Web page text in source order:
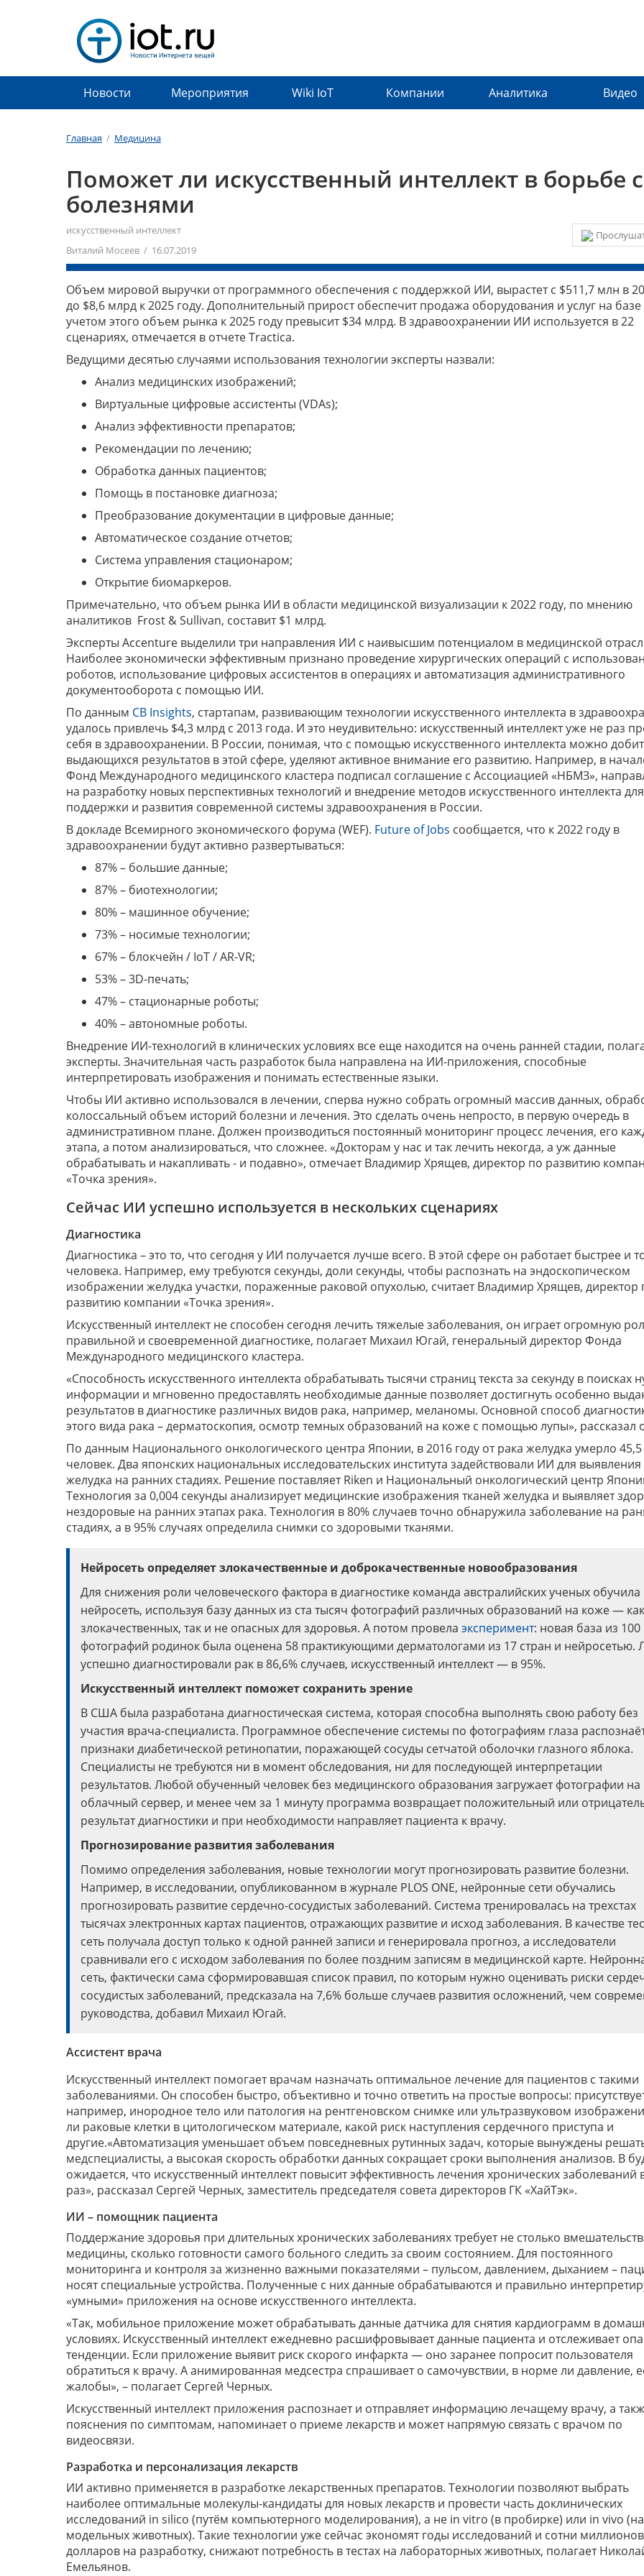
Новости Мероприятия Wiki IoT Компании Аналитика Видео
Главная / Медицина
Поможет ли искусственный интеллект в борьбе с
болезнями
искусственный интеллект
Виталий Мосеев / 16.07.2019
Объем мировой выручки от программного обеспечения с поддержкой ИИ, вырастет с $511,7 млн в
до $8,6 млрд к 2025 году. Дополнительный прирост обеспечит продажа оборудования и услуг на
учетом этого объем рынка к 2025 году превысит $34 млрд. В здравоохранении ИИ используется в 22
сценариях, отмечается в отчете Tractica.
Ведущими десятью случаями использования технологии эксперты назвали:
Анализ медицинских изображений;
Виртуальные цифровые ассистенты (VDAs);
Анализ эффективности препаратов;
Рекомендации по лечению;
Обработка данных пациентов;
Помощь в постановке диагноза;
Преобразование документации в цифровые данные;
Автоматическое создание отчетов;
Система управления стационаром;
Открытие биомаркеров.
Примечательно, что объем рынка ИИ в области медицинской визуализации к 2022 году, по мнению
аналитиков Frost & Sullivan, составит $1 млрд.
Эксперты Accenture выделили три направления ИИ с наивысшим потенциалом в медицинской
Наиболее экономически эффективным признано проведение хирургических операций с
роботов, использование цифровых ассистентов в операциях и автоматизация административного
документооборота с помощью ИИ.
По данным CB Insights, стартапам, развивающим технологии искусственного интеллекта в
удалось привлечь $4,3 млрд с 2013 года. И это неудивительно: искусственный интеллект уже не раз
себя в здравоохранении. В России, понимая, что с помощью искусственного интеллекта можно
выдающихся результатов в этой сфере, уделяют активное внимание его развитию. Например, в
Фонд Международного медицинского кластера подписал соглашение с Ассоциацией «НБМЗ»,
на разработку новых перспективных технологий и внедрение методов искусственного интеллекта для
поддержки и развития современной системы здравоохранения в России.
В докладе Всемирного экономического форума (WEF). Future of Jobs сообщается, что к 2022 году в
здравоохранении будут активно развертываться:
87% – большие данные;
87% – биотехнологии;
80% – машинное обучение;
73% – носимые технологии;
67% – блокчейн / IoT / AR-VR;
53% – 3D-печать;
47% – стационарные роботы;
40% – автономные роботы.
Внедрение ИИ-технологий в клинических условиях все еще находится на очень ранней стадии,
эксперты. Значительная часть разработок была направлена на ИИ-приложения, способные
интерпретировать изображения и понимать естественные языки.
Чтобы ИИ активно использовался в лечении, сперва нужно собрать огромный массив данных,
колоссальный объем историй болезни и лечения. Это сделать очень непросто, в первую очередь в
административном плане. Должен производиться постоянный мониторинг процесс лечения, его
этапа, а потом анализироваться, что сложнее. «Докторам у нас и так лечить некогда, а уж данные
обрабатывать и накапливать - и подавно», отмечает Владимир Хрящев, директор по развитию
«Точка зрения».
Сейчас ИИ успешно используется в нескольких сценариях
Диагностика
Диагностика – это то, что сегодня у ИИ получается лучше всего. В этой сфере он работает быстрее и
человека. Например, ему требуются секунды, доли секунды, чтобы распознать на эндоскопическом
изображении желудка участки, пораженные раковой опухолью, считает Владимир Хрящев, директор
развитию компании «Точка зрения».
Искусственный интеллект не способен сегодня лечить тяжелые заболевания, он играет огромную
правильной и своевременной диагностике, полагает Михаил Югай, генеральный директор Фонда
Международного медицинского кластера.
«Способность искусственного интеллекта обрабатывать тысячи страниц текста за секунду в поисках
информации и мгновенно предоставлять необходимые данные позволяет достигнуть особенно
результатов в диагностике различных видов рака, например, меланомы. Основной способ
этого вида рака – дерматоскопия, осмотр темных образований на коже с помощью лупы», рассказал
По данным Национального онкологического центра Японии, в 2016 году от рака желудка умерло 45,5
человек. Два японских национальных исследовательских института задействовали ИИ для выявления
желудка на ранних стадиях. Решение поставляет Riken и Национальный онкологический центр
Технология за 0,004 секунды анализирует медицинские изображения тканей желудка и выявляет
нездоровые на ранних этапах рака. Технология в 80% случаев точно обнаружила заболевание на
стадиях, а в 95% случаях определила снимки со здоровыми тканями.
Нейросеть определяет злокачественные и доброкачественные новообразования
Для снижения роли человеческого фактора в диагностике команда австралийских ученых обучила
нейросеть, используя базу данных из ста тысяч фотографий различных образований на коже — как
злокачественных, так и не опасных для здоровья. А потом провела эксперимент: новая база из 100
фотографий родинок была оценена 58 практикующими дерматологами из 17 стран и нейросетью.
успешно диагностировали рак в 86,6% случаев, искусственный интеллект — в 95%.
Искусственный интеллект поможет сохранить зрение
В США была разработана диагностическая система, которая способна выполнять свою работу без
участия врача-специалиста. Программное обеспечение системы по фотографиям глаза
признаки диабетической ретинопатии, поражающей сосуды сетчатой оболочки глазного яблока.
Специалисты не требуются ни в момент обследования, ни для последующей интерпретации
результатов. Любой обученный человек без медицинского образования загружает фотографии на
облачный сервер, и менее чем за 1 минуту программа возвращает положительный или
результат диагностики и при необходимости направляет пациента к врачу.
Прогнозирование развития заболевания
Помимо определения заболевания, новые технологии могут прогнозировать развитие болезни.
Например, в исследовании, опубликованном в журнале PLOS ONE, нейронные сети обучались
прогнозировать развитие сердечно-сосудистых заболеваний. Система тренировалась на трехстах
тысячах электронных картах пациентов, отражающих развитие и исход заболевания. В качестве
сеть получала доступ только к одной ранней записи и генерировала прогноз, а исследователи
сравнивали его с исходом заболевания по более поздним записям в медицинской карте.
сеть, фактически сама сформировавшая список правил, по которым нужно оценивать риски
сосудистых заболеваний, предсказала на 7,6% больше случаев развития осложнений, чем
руководства, добавил Михаил Югай.
Ассистент врача
Искусственный интеллект помогает врачам назначать оптимальное лечение для пациентов с такими
заболеваниями. Он способен быстро, объективно и точно ответить на простые вопросы:
например, инородное тело или патология на рентгеновском снимке или ультразвуковом
ли раковые клетки в цитологическом материале, какой риск наступления сердечного приступа и
другие.«Автоматизация уменьшает объем повседневных рутинных задач, которые вынуждены
медспециалисты, а высокая скорость обработки данных сокращает сроки выполнения анализов. В
ожидается, что искусственный интеллект повысит эффективность лечения хронических заболеваний
раз», рассказал Сергей Черных, заместитель председателя совета директоров ГК «ХайТэк».
ИИ – помощник пациента
Поддержание здоровья при длительных хронических заболеваниях требует не столько
медицины, сколько готовности самого больного следить за своим состоянием. Для постоянного
мониторинга и контроля за жизненно важными показателями – пульсом, давлением, дыханием –
носят специальные устройства. Полученные с них данные обрабатываются и правильно
«умными» приложения на основе искусственного интеллекта.
«Так, мобильное приложение может обрабатывать данные датчика для снятия кардиограмм в
условиях. Искусственный интеллект ежедневно расшифровывает данные пациента и отслеживает
тенденции. Если приложение выявит риск скорого инфаркта — оно заранее попросит пользователя
обратиться к врачу. А анимированная медсестра спрашивает о самочувствии, в норме ли давление,
жалобы», – полагает Сергей Черных.
Искусственный интеллект приложения распознает и отправляет информацию лечащему врачу, а
пояснения по симптомам, напоминает о приеме лекарств и может напрямую связать с врачом по
видеосвязи.
Разработка и персонализация лекарств
ИИ активно применяется в разработке лекарственных препаратов. Технологии позволяют выбрать
наиболее оптимальные молекулы-кандидаты для новых лекарств и провести часть доклинических
исследований in silico (путём компьютерного моделирования), а не in vitro (в пробирке) или in vivo (на
модельных животных). Такие технологии уже сейчас экономят годы исследований и сотни миллионов
долларов на разработку, снижают потребность в тестах на лабораторных животных, полагает
Емельянов.